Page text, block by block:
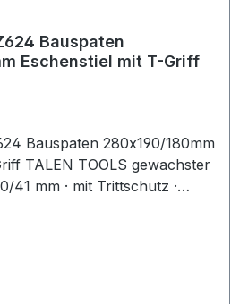
Bauspaten
280x190/180 mm Eschenstiel mit T-Griff
Bauspaten 280x190/180mm
TOOLS gewachster
41 mm · mit Trittschutz ·